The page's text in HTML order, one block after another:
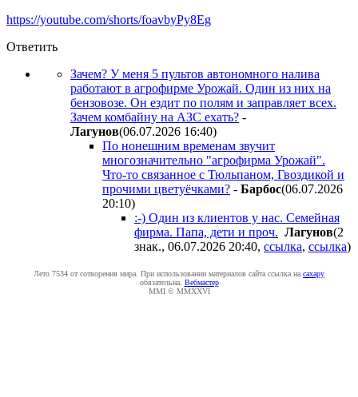
https://youtube.com/shorts/foavbyPy8Eg
Ответить
Зачем? У меня 5 пультов автономного налива
работают в агрофирме Урожай. Один из них на
бензовозе. Он ездит по полям и заправляет всех.
Зачем комбайну на АЗС ехать? -
Лaгyнoв(06.07.2026 16:40)
По нонешним временам звучит
многозначительно "агрофирма Урожай".
Что-то связанное с Тюльпаном, Гвоздикой и
прочими цветуёчками? - Бapбoc(06.07.2026
20:10)
:-) Один из клиентов у нас. Семейная
фирма. Папа, дети и проч. Лaгyнoв(2
знак., 06.07.2026 20:40, ссылка, ссылка)
Лето 7534 от сотворения мира. При использовании материалов сайта ссылка на caxapу
обязательна. Вебмастер
MMI © MMXXVI